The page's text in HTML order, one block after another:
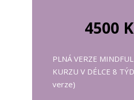
4500
PLNÁ VERZE
KURZU V DÉLCE 8
verze)